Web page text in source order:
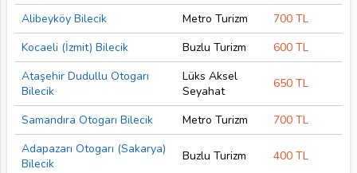
Alibeyköy Bilecik
Metro Turizm
700 TL
Kocaeli (İzmit) Bilecik
Buzlu Turizm
600 TL
Ataşehir Dudullu Otogarı
Bilecik
Lüks Aksel
Seyahat
650 TL
Samandıra Otogarı Bilecik Metro Turizm
700 TL
Adapazarı Otogarı (Sakarya)
Bilecik
Buzlu Turizm 400 TL